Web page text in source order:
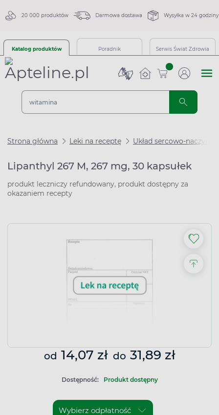
20 000 produktów Darmowa dostawa Wysyłka w 24 godziny
Katalog produktów Poradnik Serwis Świat Zdrowia
sztuk
Strona główna Leki na receptę Układ sercowo-
Lipanthyl 267 M, 267 mg, 30 kapsułek
produkt leczniczy refundowany, produkt dostępny za
okazaniem recepty
od 14,07 zł do 31,89 zł
Dostępność: Produkt dostępny